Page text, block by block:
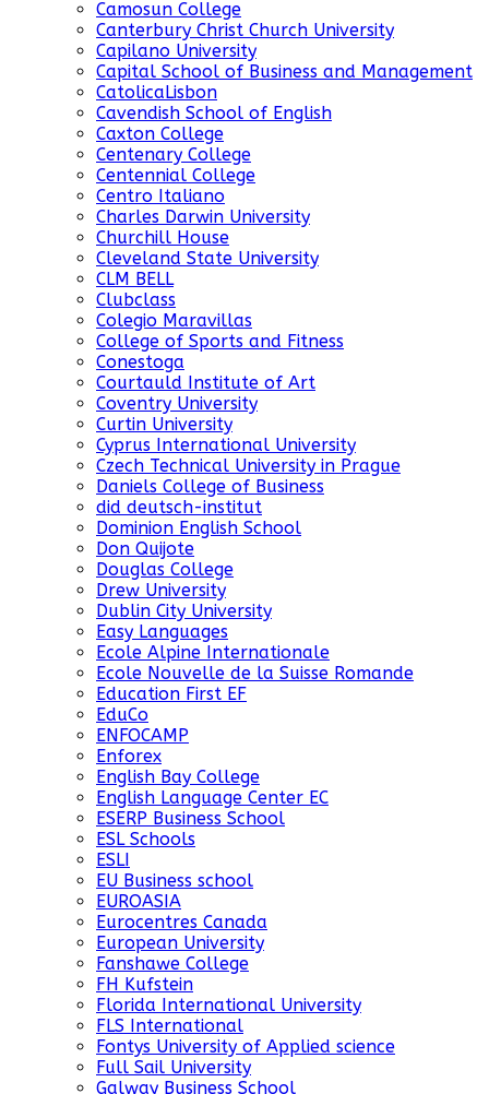
Camosun College
Canterbury Christ Church University
Capilano University
Capital School of Business and Management
CatolicaLisbon
Cavendish School of English
Caxton College
Centenary College
Centennial College
Centro Italiano
Charles Darwin University
Churchill House
Cleveland State University
CLM BELL
Clubclass
Colegio Maravillas
College of Sports and Fitness
Conestoga
Courtauld Institute of Art
Coventry University
Curtin University
Cyprus International University
Czech Technical University in Prague
Daniels College of Business
did deutsch-institut
Dominion English School
Don Quijote
Douglas College
Drew University
Dublin City University
Easy Languages
Ecole Alpine Internationale
Ecole Nouvelle de la Suisse Romande
Education First EF
EduCo
ENFOCAMP
Enforex
English Bay College
English Language Center EC
ESERP Business School
ESL Schools
ESLI
EU Business school
EUROASIA
Eurocentres Canada
European University
Fanshawe College
FH Kufstein
Florida International University
FLS International
Fontys University of Applied science
Full Sail University
Galway Business School